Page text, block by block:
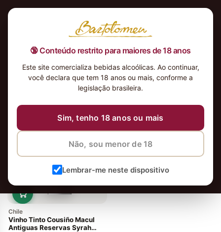
🔞 Conteúdo restrito para maiores de 18 anos
Este site comercializa bebidas alcoólicas. Ao continuar,
você declara que tem 18 anos ou mais, conforme a
legislação brasileira.
Sim, tenho 18 anos ou mais
Não, sou menor de 18
Lembrar-me neste dispositivo
Chile
Vinho Tinto Cousiño Macul
Antiguas Reservas Syrah